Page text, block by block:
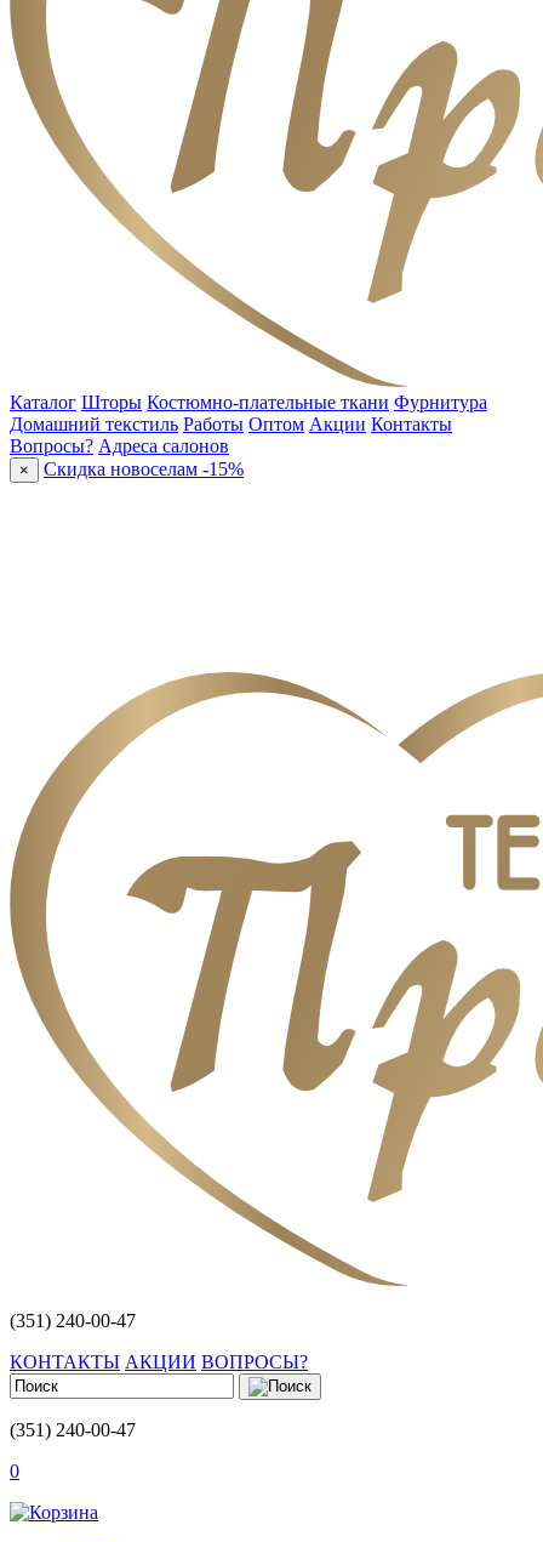
Каталог Шторы Костюмно-плательные ткани Фурнитура
Домашний текстиль Работы Оптом Акции Контакты
Вопросы? Адреса салонов
× Скидка новоселам -15%
(351) 240-00-47
КОНТАКТЫ АКЦИИ ВОПРОСЫ?
(351) 240-00-47
0